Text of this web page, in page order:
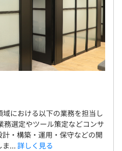
における以下の業務を担当し
務選定やツール策定などコンサ
・構築・運用・保守などの開
ま... 詳しく見る